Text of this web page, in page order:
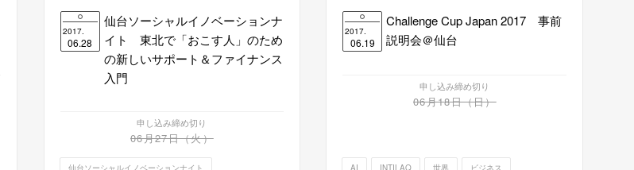
2017.
06.28
仙台ソーシャルイノベーションナ
イト 東北で「おこす人」のため
の新しいサポート＆ファイナンス
入門
申し込み締め切り
06月27日（火）
仙台ソーシャルイノベーションナイト
2017.
06.19
Challenge Cup Japan 2017 事前
説明会＠仙台
申し込み締め切り
06月18日（日）
AI INTILAQ 世界 ビジネス